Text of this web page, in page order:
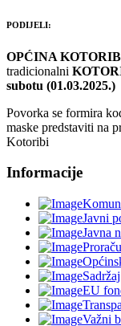
PODIJELI:
OPĆINA
tradicionalni
subotu (01.03.2025.)
Povorka se formira
maske predstaviti na
Kotoribi
Informacije
Javni
Javna
EU
Važni